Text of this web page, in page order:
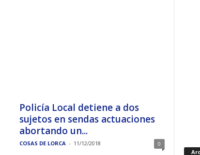
Policía Local detiene a dos
sujetos en sendas actuaciones
abortando un...
COSAS DE LORCA - 11/12/2018 0